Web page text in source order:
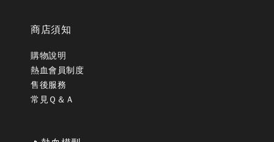
商店須知
購物說明
熱血會員制度
售後服務
常見Ｑ＆Ａ